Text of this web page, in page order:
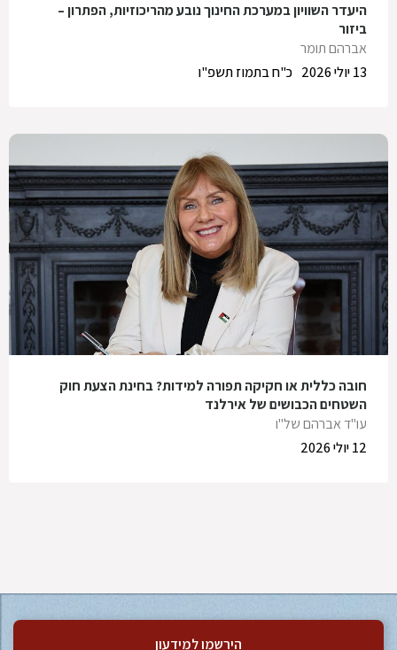
היעדר השוויון במערכת החינוך נובע מהריכוזיות, הפתרון –
ביזור
אברהם תומר
כ"ח בתמוז תשפ"ו
13 יולי 2026
חובה כללית או חקיקה תפורה למידות? בחינת הצעת חוק
השטחים הכבושים של אירלנד
עו"ד אברהם של"ו
12 יולי 2026
הירשמו למידעון